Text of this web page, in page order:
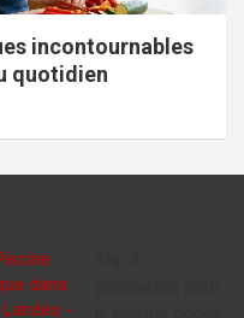
incontournables
quotidien